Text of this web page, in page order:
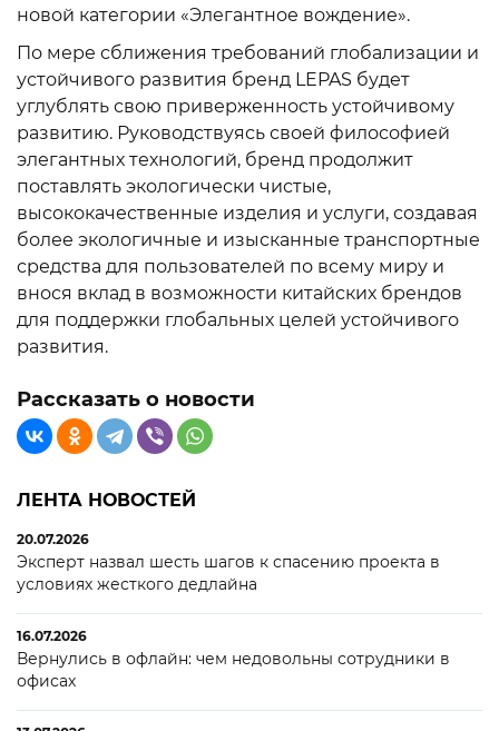
новой категории «Элегантное вождение».
По мере сближения требований глобализации и
устойчивого развития бренд LEPAS будет
углублять свою приверженность устойчивому
развитию. Руководствуясь своей философией
элегантных технологий, бренд продолжит
поставлять экологически чистые,
высококачественные изделия и услуги, создавая
более экологичные и изысканные транспортные
средства для пользователей по всему миру и
внося вклад в возможности китайских брендов
для поддержки глобальных целей устойчивого
развития.
Рассказать о новости
ЛЕНТА НОВОСТЕЙ
20.07.2026
Эксперт назвал шесть шагов к спасению проекта в
условиях жесткого дедлайна
16.07.2026
Вернулись в офлайн: чем недовольны сотрудники в
офисах